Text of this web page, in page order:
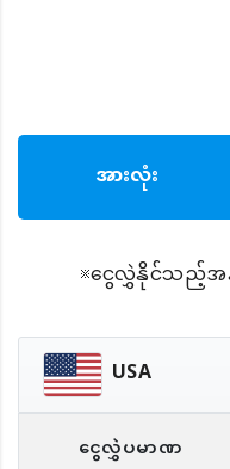
အားလုံး
※ငွေလွှဲနိုင်သည့်အန
USA
ငွေလွှဲပမာဏ